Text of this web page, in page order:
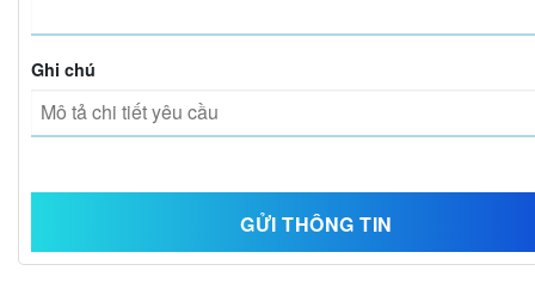
Ghi chú
RELATED PRODUCTS